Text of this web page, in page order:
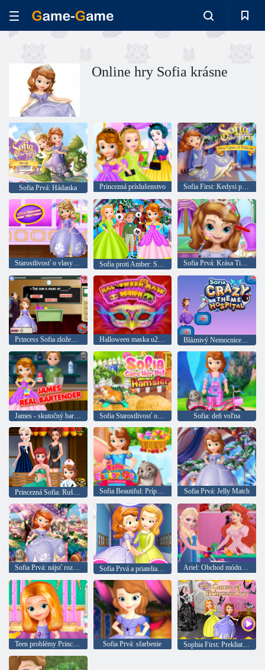
Online hry Sofia krásne
Sofia Prvá: Hádanka Princezná príslušenstvo Sofia First: Kedysi princezná
Starostlivosť o vlasy Sophia Belle null Sofia Prvá: Krása Tipy pre princeznú
Princess Sofia zložení skúšok Halloween maska u200bu200bdizajn Bláznivý Nemocnice Sofia Prvá
James - skutočný barman null Sofia Starostlivosť o jej domáce škrečka Sofia: deň voľna
Sofia Beautiful: Príprava na Veľkú noc Sofia Prvá: Jelly Match
Sofia Prvá: nájsť rozdiely Sofia Prvá a priatelia: Puzzle Ariel: Obchod módne šaty
Teen problémy Princess null Sofia Prvá: sfarbenie Sophia First: Prekliatka princeznej Ivy